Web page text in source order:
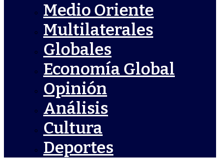
Medio Oriente
Multilaterales
Globales
Economía Global
Opinión
Análisis
Cultura
Deportes